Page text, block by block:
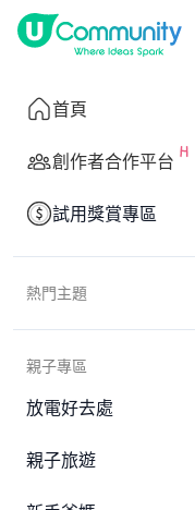
首頁
創作者合作平台
試用獎賞專區
熱門主題
親子專區
放電好去處
親子旅遊